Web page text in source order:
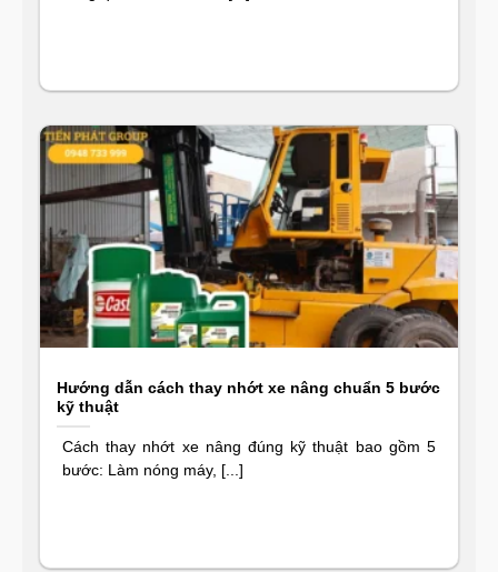
Hướng dẫn cách thay nhớt xe nâng chuẩn 5 bước
kỹ thuật
Cách thay nhớt xe nâng đúng kỹ thuật bao gồm 5
bước: Làm nóng máy, [...]